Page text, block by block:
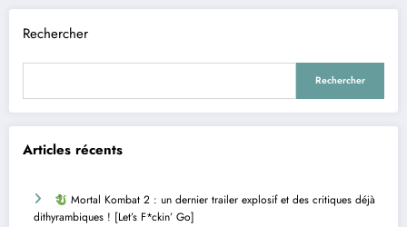
Rechercher
Rechercher
Articles récents
Mortal Kombat 2 : un dernier trailer explosif et des critiques déjà
dithyrambiques ! [Let’s F*ckin’ Go]